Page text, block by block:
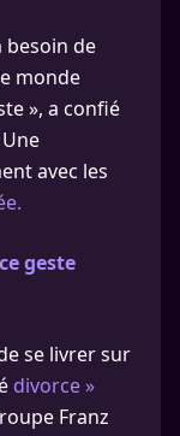
besoin de
monde
», a confié
avec les
geste
se livrer sur
divorce »
Franz